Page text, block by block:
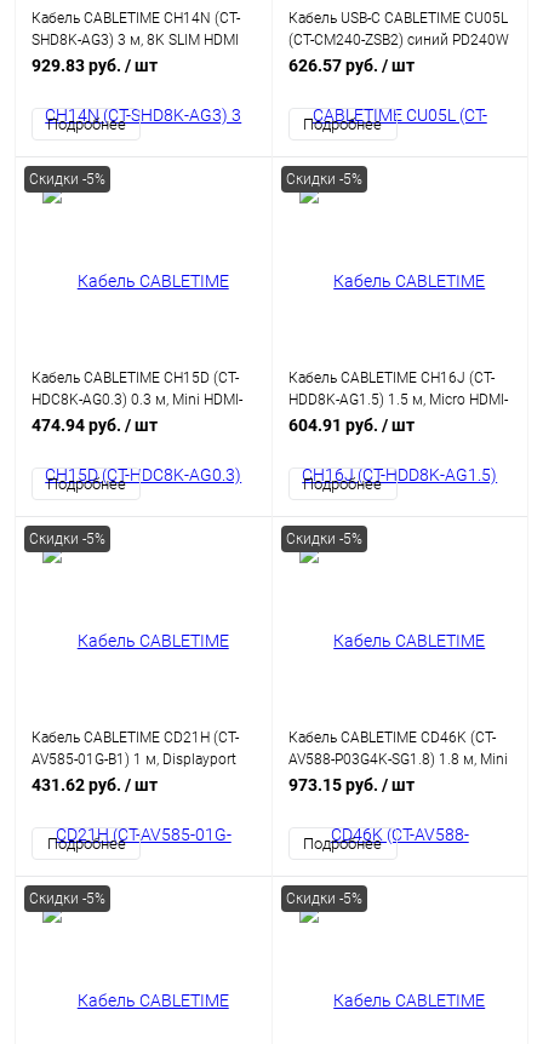
Кабель CABLETIME CH14N (CT-
SHD8K-AG3) 3 м, 8K SLIM HDMI
2.1, позолоченный, 8K/60 Гц,
929.83 руб. / шт
Подробнее
Кабель USB-C CABLETIME CU05L
(CT-CM240-ZSB2) синий PD240W
240 Вт 2 м для iPhone 15 Pro
626.57 руб. / шт
Подробнее
Скидки -5%
Кабель CABLETIME CH15D (CT-
HDC8K-AG0.3) 0.3 м, Mini HDMI-
HDMI 8K60Hz
474.94 руб. / шт
Подробнее
Скидки -5%
Кабель CABLETIME CH16J (CT-
HDD8K-AG1.5) 1.5 м, Micro HDMI-
HDMI 8K60Hz
604.91 руб. / шт
Подробнее
Скидки -5%
Кабель CABLETIME CD21H (CT-
AV585-01G-B1) 1 м, Displayport
CABLETIME 1.2v Displayport to
ПВХ-оболочка
431.62 руб. / шт
Подробнее
Скидки -5%
Кабель CABLETIME CD46K (CT-
AV588-P03G4K-SG1.8) 1.8 м, Mini
DisplayPort - HDMI, Mini DP Male -
светодиодом
973.15 руб. / шт
Подробнее
Скидки -5% Скидки -5%